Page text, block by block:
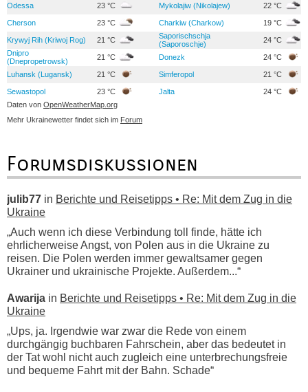
Odessa 23 °C Mykolajiw (Nikolajew) 22 °C
Cherson 23 °C Charkiw (Charkow) 19 °C
Krywyj Rih (Kriwoj Rog) 21 °C
Saporischschja
(Saporoschje)
24 °C
Dnipro
(Dnepropetrowsk)
21 °C Donezk 24 °C
Luhansk (Lugansk) 21 °C Simferopol 21 °C
Sewastopol 23 °C Jalta
24 °C
Daten von OpenWeatherMap.org
Mehr Ukrainewetter findet sich im Forum
Forumsdiskussionen
julib77 in Berichte und Reisetipps • Re: Mit dem Zug in die
Ukraine
„Auch wenn ich diese Verbindung toll finde, hätte ich
ehrlicherweise Angst, von Polen aus in die Ukraine zu
reisen. Die Polen werden immer gewaltsamer gegen
Ukrainer und ukrainische Projekte. Außerdem...“
Awarija in Berichte und Reisetipps • Re: Mit dem Zug in die
Ukraine
„Ups, ja. Irgendwie war zwar die Rede von einem
durchgängig buchbaren Fahrschein, aber das bedeutet in
der Tat wohl nicht auch zugleich eine unterbrechungsfreie
und bequeme Fahrt mit der Bahn. Schade“